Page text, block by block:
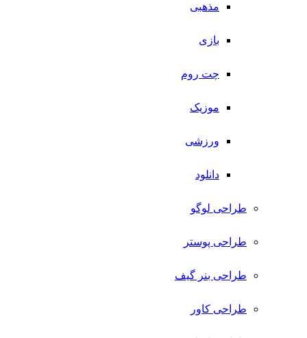
مذهبی
بازی
چت روم
موزیک
ورزشی
دانلود
طراحی لوگو
طراحی پوستر
طراحی بنر گیف
طراحی کاور